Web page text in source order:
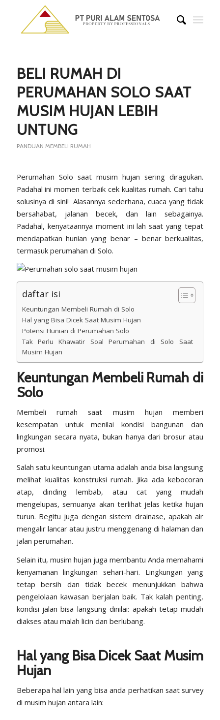
BELI RUMAH DI
PERUMAHAN SOLO SAAT
MUSIM HUJAN LEBIH
UNTUNG
PANDUAN MEMBELI RUMAH
Perumahan Solo saat musim hujan sering diragukan.
Padahal ini momen terbaik cek kualitas rumah. Cari tahu
solusinya di sini! Alasannya sederhana, cuaca yang tidak
bersahabat, jalanan becek, dan lain sebagainya.
Padahal, kenyataannya moment ini lah saat yang tepat
mendapatkan hunian yang benar – benar berkualitas,
termasuk perumahan di Solo.
daftar isi
Keuntungan Membeli Rumah di Solo
Hal yang Bisa Dicek Saat Musim Hujan
Potensi Hunian di Perumahan Solo
Tak Perlu Khawatir Soal Perumahan di Solo Saat
Musim Hujan
Keuntungan Membeli Rumah di
Solo
Membeli rumah saat musim hujan memberi
kesempatan untuk menilai kondisi bangunan dan
lingkungan secara nyata, bukan hanya dari brosur atau
promosi.
Salah satu keuntungan utama adalah anda bisa langsung
melihat kualitas konstruksi rumah. Jika ada kebocoran
atap, dinding lembab, atau cat yang mudah
mengelupas, semuanya akan terlihat jelas ketika hujan
turun. Begitu juga dengan sistem drainase, apakah air
mengalir lancar atau justru menggenang di halaman dan
jalan perumahan.
Selain itu, musim hujan juga membantu Anda memahami
kenyamanan lingkungan sehari-hari. Lingkungan yang
tetap bersih dan tidak becek menunjukkan bahwa
pengelolaan kawasan berjalan baik. Tak kalah penting,
kondisi jalan bisa langsung dinilai: apakah tetap mudah
diakses atau malah licin dan berlubang.
Hal yang Bisa Dicek Saat Musim
Hujan
Beberapa hal lain yang bisa anda perhatikan saat survey
di musim hujan antara lain: